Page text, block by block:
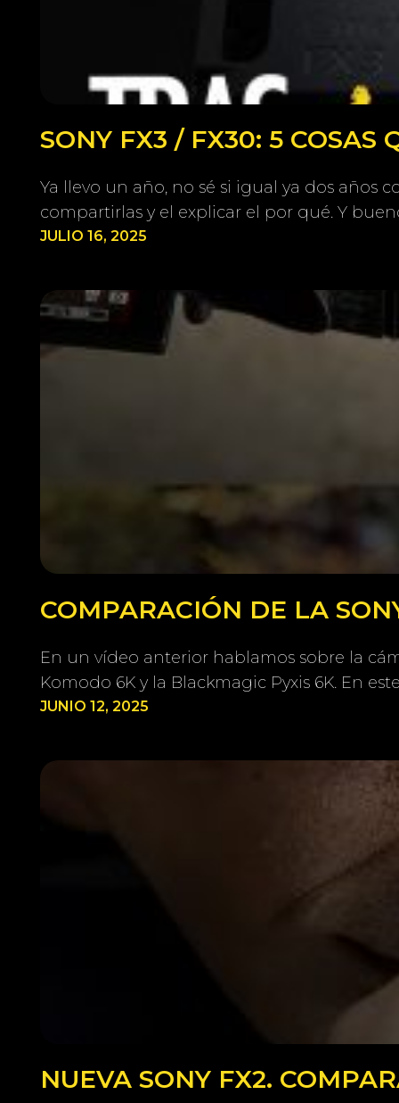
SONY FX3 / FX30: 5 COSAS
Ya llevo un año, no sé si igual ya dos años
compartirlas y el explicar el por qué. Y
JULIO 16, 2025
COMPARACIÓN DE LA
En un vídeo anterior hablamos sobre la
Komodo 6K y la Blackmagic Pyxis 6K. En
JUNIO 12, 2025
NUEVA SONY FX2.